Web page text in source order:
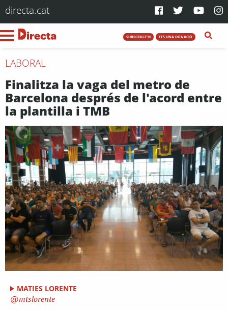
directa.cat
SUBSCRIU-T'HI FES UNA DONACIÓ
LABORAL
Finalitza la vaga del metro de
Barcelona després de l'acord entre
la plantilla i TMB
MATIES LORENTE
mtslorente